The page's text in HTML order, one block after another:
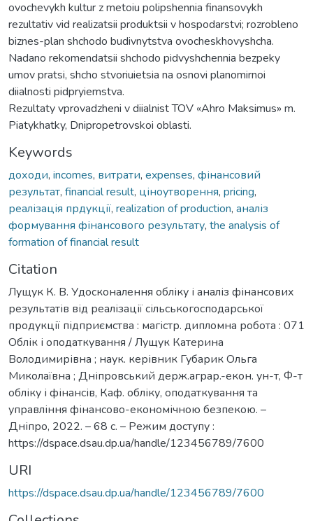
ovochevykh kultur z metoiu polipshennia finansovykh
rezultativ vid realizatsii produktsii v hospodarstvi; rozrobleno
biznes-plan shchodo budivnytstva ovocheskhovyshcha.
Nadano rekomendatsii shchodo pidvyshchennia bezpeky
umov pratsi, shcho stvoriuietsia na osnovi planomirnoi
diialnosti pidpryiemstva.
Rezultaty vprovadzheni v diialnist TOV «Ahro Maksimus» m.
Piatykhatky, Dnipropetrovskoi oblasti.
Keywords
доходи, incomes, витрати, expenses, фінансовий
результат, financial result, ціноутворення, pricing,
реалізація прдукції, realization of production, аналіз
формування фінансового результату, the analysis of
formation of financial result
Citation
Лущук К. В. Удосконалення обліку і аналіз фінансових
результатів від реалізації сільськогосподарської
продукції підприємства : магістр. дипломна робота : 071
Облік і оподаткування / Лущук Катерина
Володимирівна ; наук. керівник Губарик Ольга
Миколаївна ; Дніпровський держ.аграр.-екон. ун-т, Ф-т
обліку і фінансів, Каф. обліку, оподаткування та
управління фінансово-економічною безпекою. –
Дніпро, 2022. – 68 с. – Режим доступу :
https://dspace.dsau.dp.ua/handle/123456789/7600
URI
https://dspace.dsau.dp.ua/handle/123456789/7600